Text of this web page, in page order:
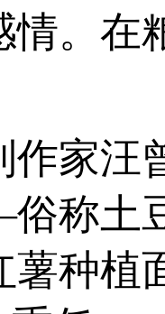
情。在
作家汪
称土
薯种植